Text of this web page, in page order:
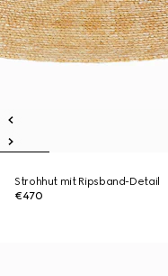
Strohhut mit Ripsband-Detail
€470